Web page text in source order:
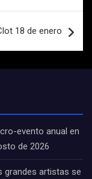
18 de enero
evento anual en
de 2026
grandes artistas se